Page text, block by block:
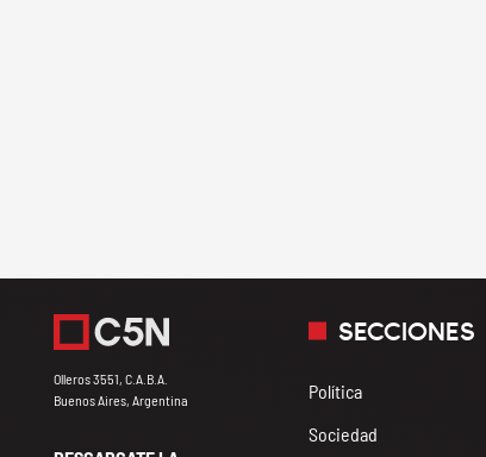
Olleros 3551, C.A.B.A.
Buenos Aires, Argentina
SECCIONES
Política
Sociedad